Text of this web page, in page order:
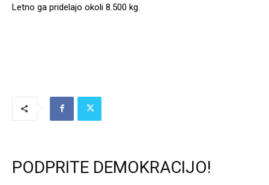
Letno ga pridelajo okoli 8.500 kg.
PODPRITE DEMOKRACIJO!